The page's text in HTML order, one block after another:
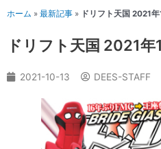
ホーム » 最新記事 » ドリフト天国 2021
ドリフト天国 2021
2021-10-13 DEES-STAFF